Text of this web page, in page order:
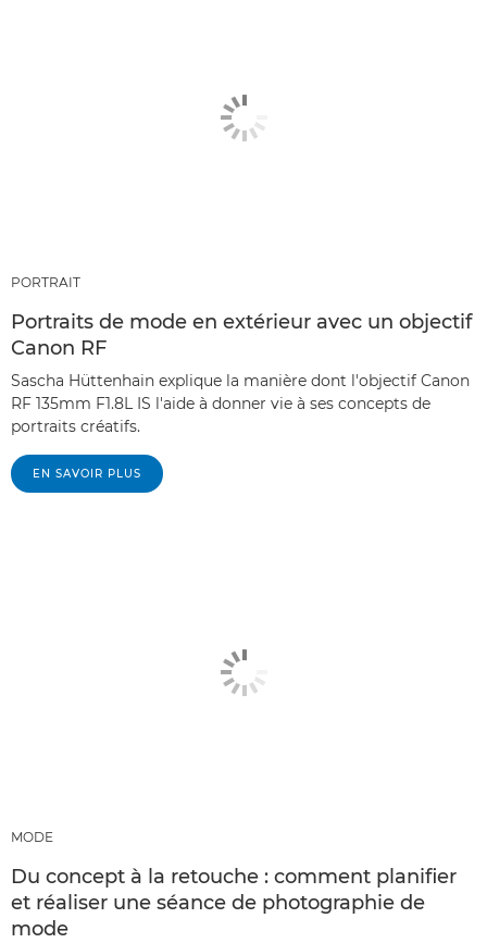
PORTRAIT
Portraits de mode en extérieur avec un objectif
Canon RF
Sascha Hüttenhain explique la manière dont l'objectif Canon
RF 135mm F1.8L IS l'aide à donner vie à ses concepts de
portraits créatifs.
EN SAVOIR PLUS
MODE
Du concept à la retouche : comment planifier
et réaliser une séance de photographie de
mode